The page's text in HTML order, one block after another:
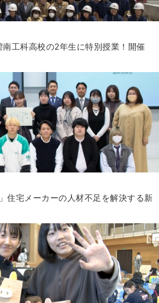
工科高校の2年生に特別授業！開催
住宅メーカーの人材不足を解決する新